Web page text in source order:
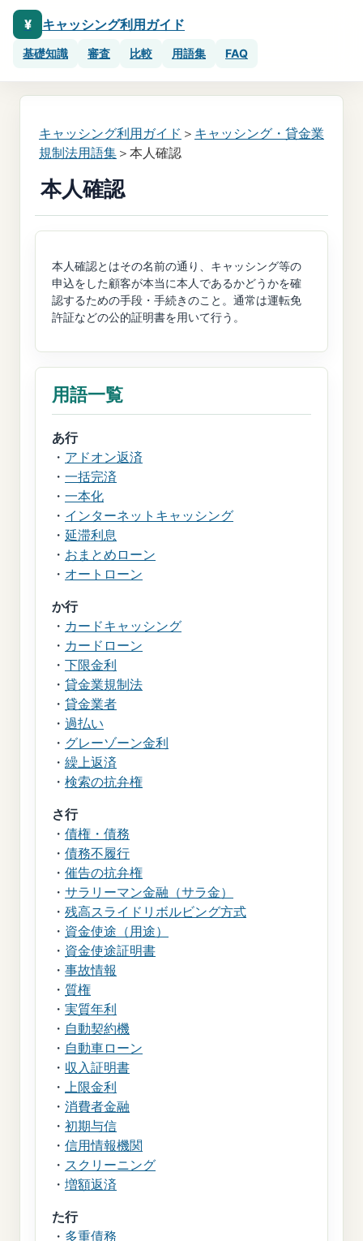
¥ キャッシング利用ガイド
基礎知識 審査 比較 用語集 FAQ
キャッシング利用ガイド ＞ キャッシング・貸金業
規制法用語集 ＞本人確認
本人確認
本人確認とはその名前の通り、キャッシング等の
申込をした顧客が本当に本人であるかどうかを確
認するための手段・手続きのこと。通常は運転免
許証などの公的証明書を用いて行う。
用語一覧
あ行
・ アドオン返済
・ 一括完済
・ 一本化
・ インターネットキャッシング
・ 延滞利息
・ おまとめローン
・ オートローン
か行
・ カードキャッシング
・ カードローン
・ 下限金利
・ 貸金業規制法
・ 貸金業者
・ 過払い
・ グレーゾーン金利
・ 繰上返済
・ 検索の抗弁権
さ行
・ 債権・債務
・ 債務不履行
・ 催告の抗弁権
・ サラリーマン金融（サラ金）
・ 残高スライドリボルビング方式
・ 資金使途（用途）
・ 資金使途証明書
・ 事故情報
・ 質権
・ 実質年利
・ 自動契約機
・ 自動車ローン
・ 収入証明書
・ 上限金利
・ 消費者金融
・ 初期与信
・ 信用情報機関
・ スクリーニング
・ 増額返済
た行
・ 多重債務